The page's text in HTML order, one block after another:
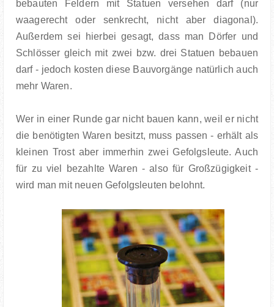
bebauten Feldern mit Statuen versehen darf (nur
waagerecht oder senkrecht, nicht aber diagonal).
Außerdem sei hierbei gesagt, dass man Dörfer und
Schlösser gleich mit zwei bzw. drei Statuen bebauen
darf - jedoch kosten diese Bauvorgänge natürlich auch
mehr Waren.
Wer in einer Runde gar nicht bauen kann, weil er nicht
die benötigten Waren besitzt, muss passen - erhält als
kleinen Trost aber immerhin zwei Gefolgsleute. Auch
für zu viel bezahlte Waren - also für Großzügigkeit -
wird man mit neuen Gefolgsleuten belohnt.